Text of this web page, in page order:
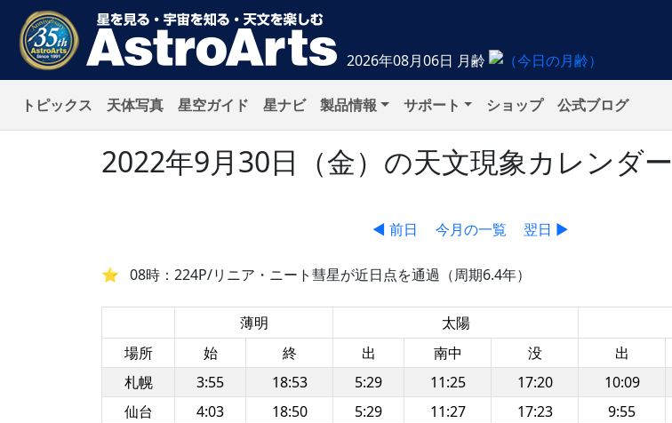
2026年08月06日 月齢
トピックス 天体写真 星空ガイド 星ナビ 製品情報 サポート ショップ 公式ブログ
2022年9月30日（金）の天文現象カレンダー
◀ 前日 今月の一覧 翌日 ▶
08時：224P/リニア・ニート彗星が近日点を通過（周期6.4年）
薄明 太陽
場所
始 終 出 南中 没 出
札幌
3:55 18:53 5:29 11:25 17:20 10:09
仙台
4:03 18:50 5:29 11:27 17:23 9:55